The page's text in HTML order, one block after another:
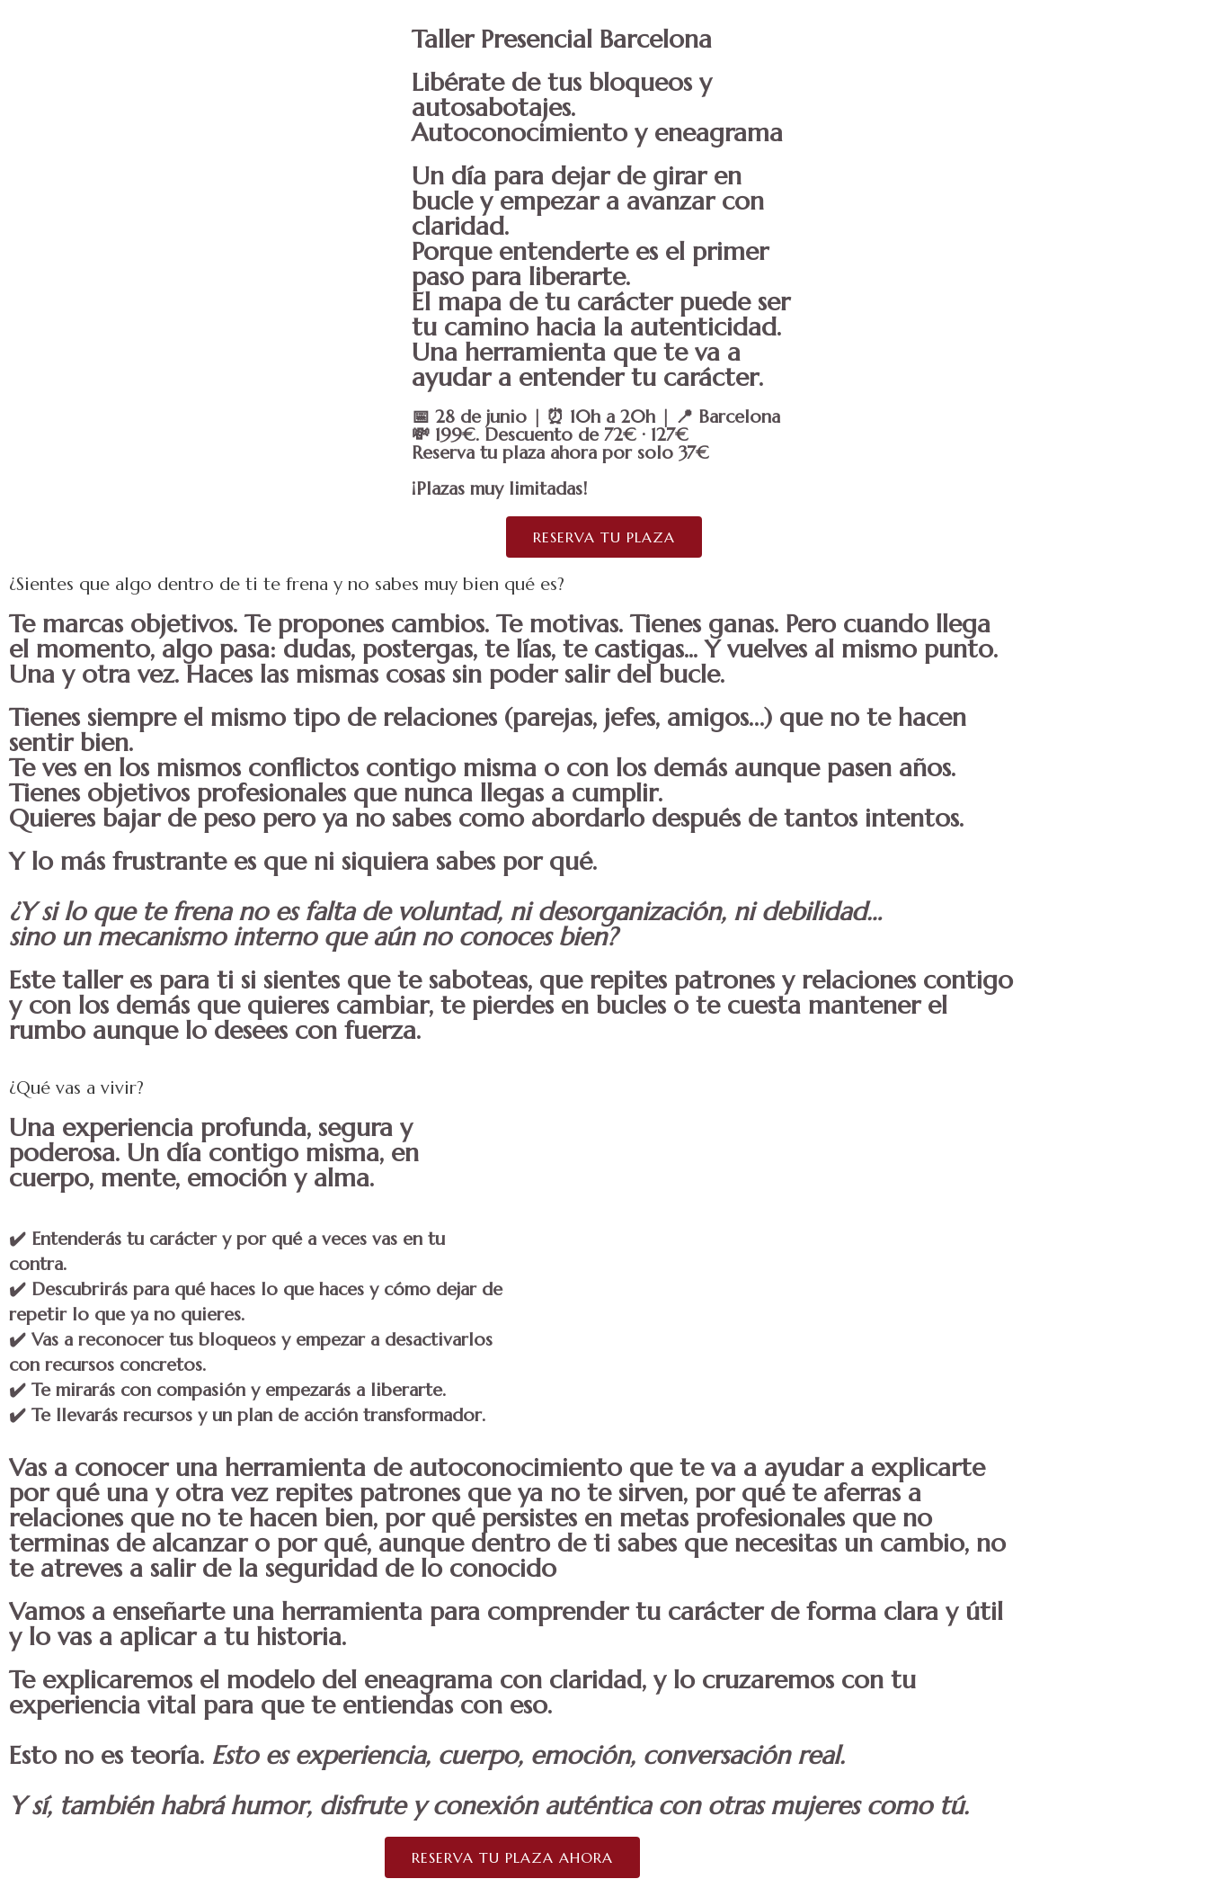
Taller Presencial Barcelona
Libérate de tus bloqueos y
autosabotajes.
Autoconocimiento y eneagrama
Un día para dejar de girar en
bucle y empezar a avanzar con
claridad.
Porque entenderte es el primer
paso para liberarte.
El mapa de tu carácter puede ser
tu camino hacia la autenticidad.
Una herramienta que te va a
ayudar a entender tu carácter.
📅 28 de junio | ⏰ 10h a 20h | 📍 Barcelona
💸 199€. Descuento de 72€ · 127€
Reserva tu plaza ahora por solo 37€
¡Plazas muy limitadas!
RESERVA TU PLAZA
¿Sientes que algo dentro de ti te frena y no sabes muy bien qué es?
Te marcas objetivos. Te propones cambios. Te motivas. Tienes ganas. Pero cuando llega
el momento, algo pasa: dudas, postergas, te lías, te castigas... Y vuelves al mismo punto.
Una y otra vez. Haces las mismas cosas sin poder salir del bucle.
Tienes siempre el mismo tipo de relaciones (parejas, jefes, amigos…) que no te hacen
sentir bien.
Te ves en los mismos conflictos contigo misma o con los demás aunque pasen años.
Tienes objetivos profesionales que nunca llegas a cumplir.
Quieres bajar de peso pero ya no sabes como abordarlo después de tantos intentos.
Y lo más frustrante es que ni siquiera sabes por qué.
¿Y si lo que te frena no es falta de voluntad, ni desorganización, ni debilidad…
sino un mecanismo interno que aún no conoces bien?
Este taller es para ti si sientes que te saboteas, que repites patrones y relaciones contigo
y con los demás que quieres cambiar, te pierdes en bucles o te cuesta mantener el
rumbo aunque lo desees con fuerza.
¿Qué vas a vivir?
Una experiencia profunda, segura y
poderosa. Un día contigo misma, en
cuerpo, mente, emoción y alma.
✔️ Entenderás tu carácter y por qué a veces vas en tu
contra.
✔️ Descubrirás para qué haces lo que haces y cómo dejar de
repetir lo que ya no quieres.
✔️ Vas a reconocer tus bloqueos y empezar a desactivarlos
con recursos concretos.
✔️ Te mirarás con compasión y empezarás a liberarte.
✔️ Te llevarás recursos y un plan de acción transformador.
Vas a conocer una herramienta de autoconocimiento que te va a ayudar a explicarte
por qué una y otra vez repites patrones que ya no te sirven, por qué te aferras a
relaciones que no te hacen bien, por qué persistes en metas profesionales que no
terminas de alcanzar o por qué, aunque dentro de ti sabes que necesitas un cambio, no
te atreves a salir de la seguridad de lo conocido
Vamos a enseñarte una herramienta para comprender tu carácter de forma clara y útil
y lo vas a aplicar a tu historia.
Te explicaremos el modelo del eneagrama con claridad, y lo cruzaremos con tu
experiencia vital para que te entiendas con eso.
Esto no es teoría. Esto es experiencia, cuerpo, emoción, conversación real.
Y sí, también habrá humor, disfrute y conexión auténtica con otras mujeres como tú.
RESERVA TU PLAZA AHORA